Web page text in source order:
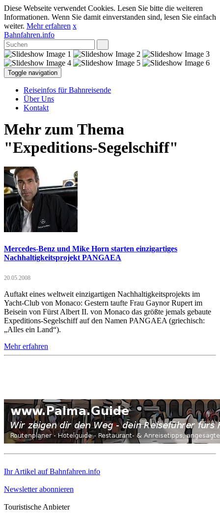
Diese Webseite verwendet Cookies. Lesen Sie bitte die weiteren
Informationen. Wenn Sie damit einverstanden sind, lesen Sie einfach
weiter. Mehr erfahren x
Bahnfahren.info
Toggle navigation
Reiseinfos für Bahnreisende
Über Uns
Kontakt
Mehr zum Thema
"Expeditions-Segelschiff"
Mercedes-Benz und Mike Horn starten einzigartiges
Nachhaltigkeitsprojekt PANGAEA
20.05.2008
Auftakt eines weltweit einzigartigen Nachhaltigkeitsprojekts im
Yacht-Club von Monaco: Gestern taufte Frau Gaynor Rupert im
Beisein von Fürst Albert II. von Monaco das größte jemals gebaute
Expeditions-Segelschiff auf den Namen PANGAEA (griechisch:
„Alles ein Land“).
Mehr erfahren
Ihr Artikel auf Bahnfahren.info
Newsletter abonnieren
Touristische Anbieter